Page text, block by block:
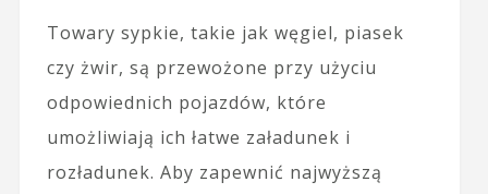
Towary sypkie, takie jak węgiel, piasek
czy żwir, są przewożone przy użyciu
odpowiednich pojazdów, które
umożliwiają ich łatwe załadunek i
rozładunek. Aby zapewnić najwyższą